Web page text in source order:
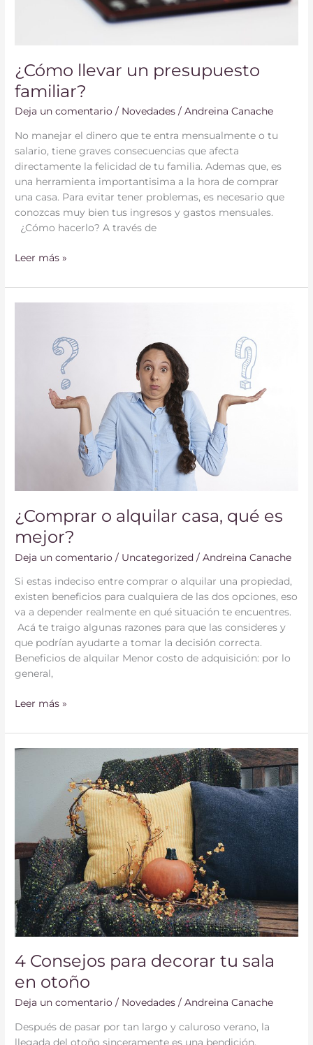
¿Cómo llevar un presupuesto
familiar?
Deja un comentario / Novedades /Andreina Canache
No manejar el dinero que te entra mensualmente o tu
salario, tiene graves consecuencias que afecta
directamente la felicidad de tu familia. Ademas que, es
una herramienta importantisima a la hora de comprar
una casa. Para evitar tener problemas, es necesario que
conozcas muy bien tus ingresos y gastos mensuales.
¿Cómo hacerlo? A través de
Leer más »
¿Comprar o alquilar casa, qué es
mejor?
Deja un comentario / Uncategorized /Andreina Canache
Si estas indeciso entre comprar o alquilar una propiedad,
existen beneficios para cualquiera de las dos opciones, eso
va a depender realmente en qué situación te encuentres.
Acá te traigo algunas razones para que las consideres y
que podrían ayudarte a tomar la decisión correcta.
Beneficios de alquilar Menor costo de adquisición: por lo
general,
mejor?
Leer más »
4 Consejos para decorar tu sala
en otoño
Deja un comentario / Novedades /Andreina Canache
Después de pasar por tan largo y caluroso verano, la
llegada del otoño sinceramente es una bendición.
en
otoño